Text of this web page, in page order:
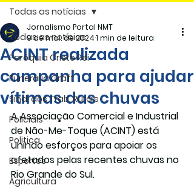
Todas as notícias
Paróquia Cristo Rei
Funerária Gräff
Sind. dos Trab. Rurais
Policiais
Politica
Esportes
Agricultura
Todas as notícias
ACINT realizada
campanha para ajudar
vítimas das chuvas
Jornalismo Portal NMT
9 de mai. de 20241 min de leitura
A Associação Comercial e Industrial
de Não-Me-Toque (ACINT) está
unindo esforços para apoiar os
afetados pelas recentes chuvas no
Rio Grande do Sul.